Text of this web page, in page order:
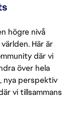
högre nivå
Här är
där vi
över hela
nya perspektiv
vi tillsammans